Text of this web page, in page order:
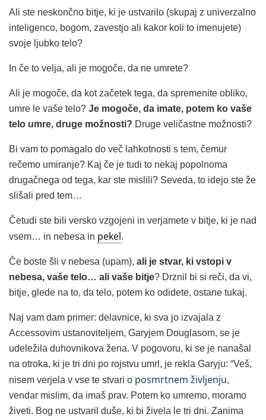
Ali ste neskončno bitje, ki je ustvarilo (skupaj z univerzalno
inteligenco, bogom, zavestjo ali kakor koli to imenujete)
svoje ljubko telo?
In če to velja, ali je mogoče, da ne umrete?
Ali je mogoče, da kot začetek tega, da spremenite obliko,
umre le vaše telo? Je mogoče, da imate, potem ko vaše
telo umre, druge možnosti? Druge veličastne možnosti?
Bi vam to pomagalo do več lahkotnosti s tem, čemur
rečemo umiranje? Kaj če je tudi to nekaj popolnoma
drugačnega od tega, kar ste mislili? Seveda, to idejo ste že
slišali pred tem…
Četudi ste bili versko vzgojeni in verjamete v bitje, ki je nad
vsem… in nebesa in pekel.
Če boste šli v nebesa (upam), ali je stvar, ki vstopi v
nebesa, vaše telo… ali vaše bitje? Drznil bi si reči, da vi,
bitje, glede na to, da telo, potem ko odidete, ostane tukaj.
Naj vam dam primer: delavnice, ki sva jo izvajala z
Accessovim ustanoviteljem, Garyjem Douglasom, se je
udeležila duhovnikova žena. V pogovoru, ki se je nanašal
na otroka, ki je tri dni po rojstvu umrl, je rekla Garyju: “Veš,
nisem verjela v vse te stvari o posmrtnem življenju,
vendar mislim, da imaš prav. Potem ko umremo, moramo
živeti. Bog ne ustvaril duše, ki bi živela le tri dni. Zanima